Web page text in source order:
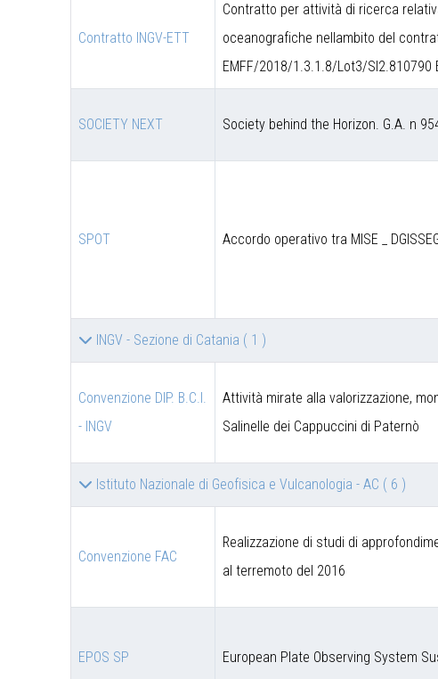
Contratto INGV-ETT
Contratto per attività di ricerca
oceanografiche nellambito del
EMFF/2018/1.3.1.8/Lot3/SI2.810790
SOCIETY NEXT Society behind the Horizon. G.A. n
SPOT Accordo operativo tra MISE _
INGV - Sezione di Catania ( 1 )
Convenzione DIP. B.C.I.
- INGV
Attività mirate alla valorizzazione,
Salinelle dei Cappuccini di Paternò
Istituto Nazionale di Geofisica e Vulcanologia - AC ( 6 )
Convenzione FAC
Realizzazione di studi di
al terremoto del 2016
EPOS SP European Plate Observing System